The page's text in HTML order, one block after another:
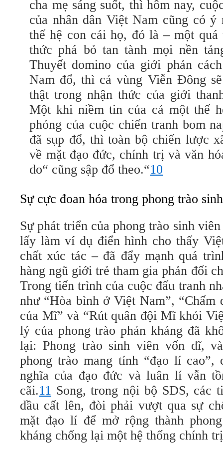
cha mẹ sáng suốt, thì hôm nay,
của nhân dân Việt Nam cũng có
thế hệ con cái họ, đó là – một
thức phá bỏ tan tành mọi nền
Thuyết domino của giới phản
Nam đổ, thì cả vùng Viễn Đông
thật trong nhận thức của giới
Một khi niềm tin của cả một thế
phóng của cuộc chiến tranh bom
đã sụp đổ, thì toàn bộ chiến lược
về mặt đạo đức, chính trị và văn
do“ cũng sập đổ theo.“10
Sự cực đoan hóa trong phong trào
Sự phát triển của phong trào sinh
lấy làm ví dụ điển hình cho thấy
chất xúc tác – đã đẩy mạnh quá
hàng ngũ giới trẻ tham gia phản đối
Trong tiến trình của cuộc đấu tranh
như “Hòa bình ở Việt Nam”, “Chấm
của Mĩ” và “Rút quân đội Mĩ khỏi
lý của phong trào phản kháng đã
lại: Phong trào sinh viên vốn dĩ,
phong trào mang tính “đạo lí cao”,
nghĩa của đạo đức và luân lí vẫn
cãi.11 Song, trong nội bộ SDS, các
dầu cất lên, đòi phải vượt qua sự
mặt đạo lí để mở rộng thành
kháng chống lại một hệ thống chính